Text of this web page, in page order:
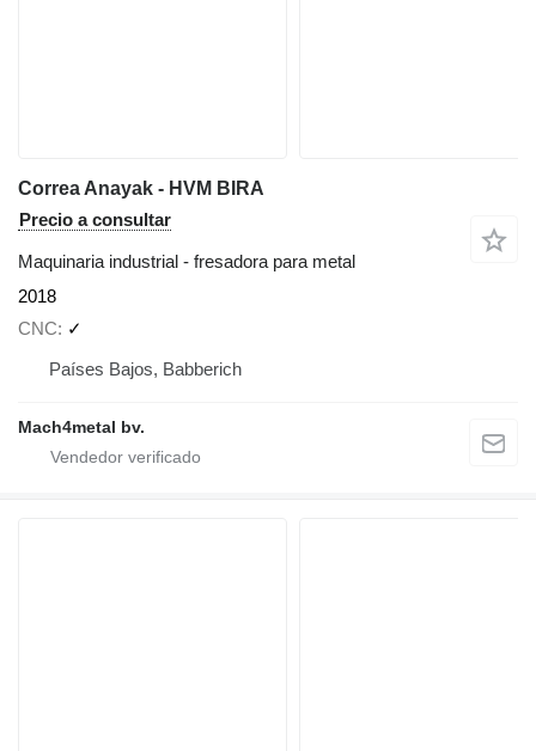
Correa Anayak - HVM BIRA
Precio a consultar
Maquinaria industrial - fresadora para metal
2018
CNC
✓
Países Bajos, Babberich
Mach4metal bv.